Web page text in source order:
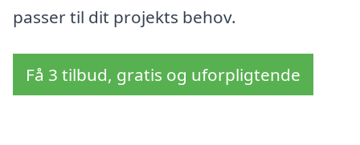
passer til dit projekts behov.
Få 3 tilbud, gratis og uforpligtende